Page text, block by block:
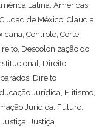
Latina, Américas,
Ciudad de México, Claudia
, Controle, Corte
, Descolonização do
, Direito
, Direito
Jurídica, Elitismo,
Jurídica, Futuro,
Justiça, Justiça